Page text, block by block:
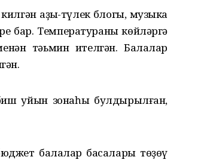
аҙыҡ-түлек блогы, музыка
бар. Температураны көйләргә
тәьмин ителгән. Балалар
уйын зонаһы булдырылған,
балалар баҡсалары төҙөү